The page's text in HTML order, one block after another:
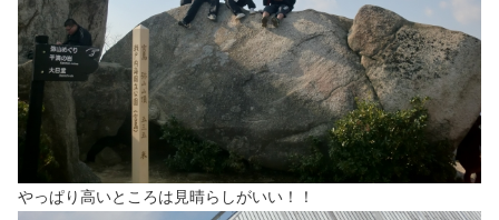
やっぱり高いところは見晴らしがいい！！